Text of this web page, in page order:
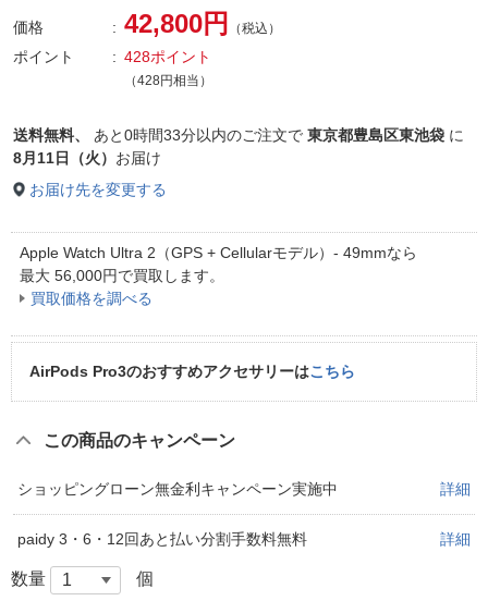
価格 42,800円 （税込）
ポイント 428ポイント
（428円相当）
送料無料、 あと0時間33分以内のご注文で 東京都豊島区東池袋 に
8月11日（火） お届け
お届け先を変更する
Apple Watch Ultra 2（GPS + Cellularモデル）- 49mmなら
最大 56,000円で買取します。
買取価格を調べる
AirPods Pro3のおすすめアクセサリーはこちら
この商品のキャンペーン
ショッピングローン無金利キャンペーン実施中 詳細
paidy 3・6・12回あと払い分割手数料無料 詳細
数量 個